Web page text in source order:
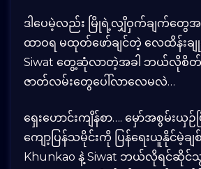
ဒါပေမဲ့လည်း မြိုရဲ့လျှိဝှက်ချက်တွေအ
ထာဝရ မထုတ်ဖော်ချင်တဲ့ လေထိန်းချု
Siwat တွေ့ဆုံလာတဲ့အခါ ဘယ်လိုစိတ်ဝ
ဇာတ်လမ်းတွေပေါ်လာလေမလဲ…
ရှေးဟောင်းကျိန်စာ…. မှော်အစွမ်းယှ
ကျော့ပြန်သမိုင်းကို ပြန်ရေးယူနိုင်မဲ့ခ
Khunkao နဲ့ Siwat ဘယ်လိုရင်ဆို